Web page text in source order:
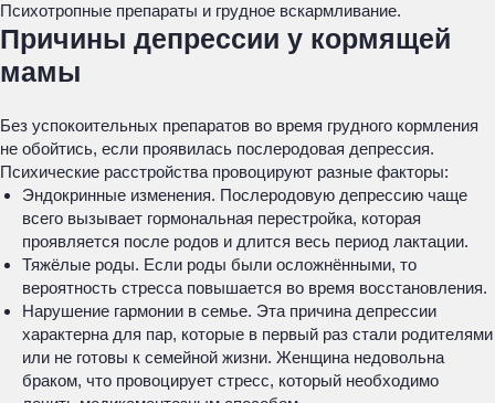
Психотропные препараты и грудное вскармливание.
Причины депрессии у кормящей
мамы
Без успокоительных препаратов во время грудного кормления
не обойтись, если проявилась послеродовая депрессия.
Психические расстройства провоцируют разные факторы:
Эндокринные изменения. Послеродовую депрессию чаще
всего вызывает гормональная перестройка, которая
проявляется после родов и длится весь период лактации.
Тяжёлые роды. Если роды были осложнёнными, то
вероятность стресса повышается во время восстановления.
Нарушение гармонии в семье. Эта причина депрессии
характерна для пар, которые в первый раз стали родителями
или не готовы к семейной жизни. Женщина недовольна
браком, что провоцирует стресс, который необходимо